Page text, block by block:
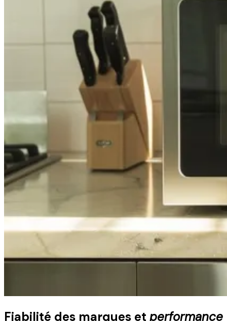
Fiabilité des marques et performance